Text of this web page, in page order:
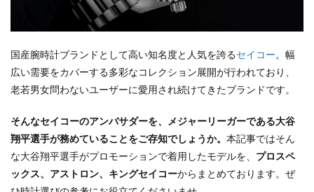
国産腕時計ブランドとして高い知名度と人気を誇るセイコー。幅
広い需要をカバーする多彩なコレクション展開が行われており、
老若男女問わないユーザーに愛用され続けてきたブランドです。
そんなセイコーのアンバサダーを、メジャーリーガーである大谷
翔平選手が務めていることをご存知でしょうか。 本記事ではそん
な大谷翔平選手がプロモーションで着用したモデルを、 プロスペ
ックス、アストロン、キングセイコーからまとめております。ぜ